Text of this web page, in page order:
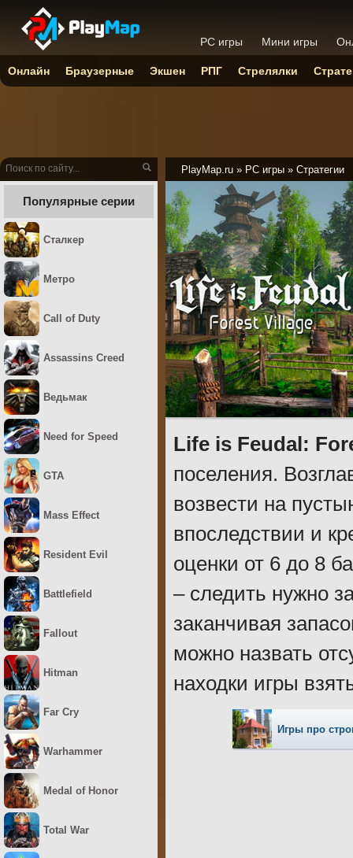
PlayMap.ru » PC игры » Стратегии
Life is Feudal:
поселения.
возвести на
впоследствии и
оценки от 6 до 8
– следить нужно
заканчивая
можно назвать
находки игры
Игры про
Популярные серии
Сталкер
Метро
Call of Duty
Assassins Creed
Ведьмак
Need for Speed
GTA
Mass Effect
Resident Evil
Battlefield
Fallout
Hitman
Far Cry
Warhammer
Medal of Honor
Total War
PC игры Мини игры
Онлайн Браузерные Экшен РПГ Стрелялки